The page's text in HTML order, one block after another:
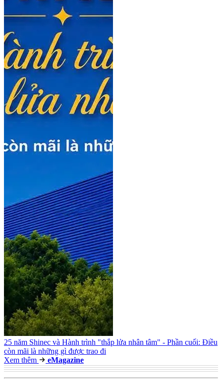
25 năm Shinec và Hành trình "thắp lửa nhân tâm" - Phần cuối: Điều
còn mãi là những gì được trao đi
Xem thêm
eMagazine